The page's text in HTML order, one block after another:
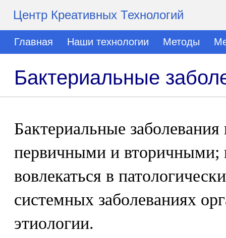
Центр Креативных Технологий
Главная Наши технологии Методы
Бактериальные
Бактериальные
первичными и вторичными;
вовлекаться в
системных заболеваниях
этиологии.